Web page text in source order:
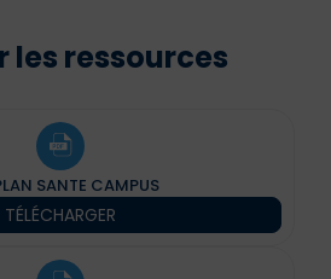
les ressources
SANTE CAMPUS
TÉLÉCHARGER